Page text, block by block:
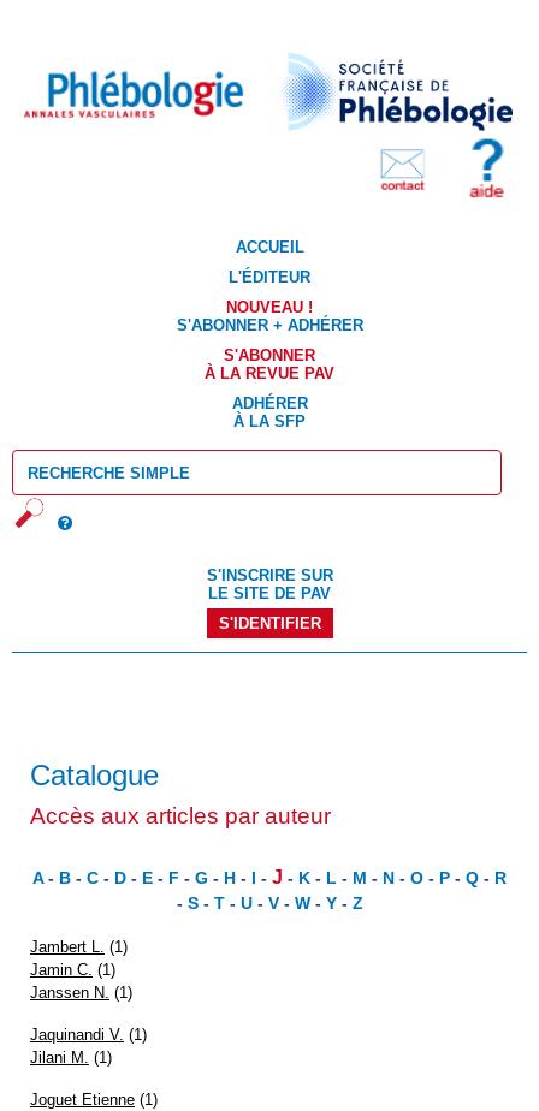
ACCUEIL
L'ÉDITEUR
NOUVEAU !
S'ABONNER + ADHÉRER
S'ABONNER
À LA REVUE PAV
ADHÉRER
À LA SFP
S'INSCRIRE SUR
LE SITE DE PAV
S'IDENTIFIER
Catalogue
Accès aux articles par auteur
A- B - C - D - E - F - G - H - I - J - K - L - M - N - O - P - Q - R
- S- T- U- V- W- Y- Z
Jambert L.
(1)
Jamin C. (1)
Janssen N. (1)
Jaquinandi V. (1)
Jilani M.
(1)
Joguet Etienne (1)